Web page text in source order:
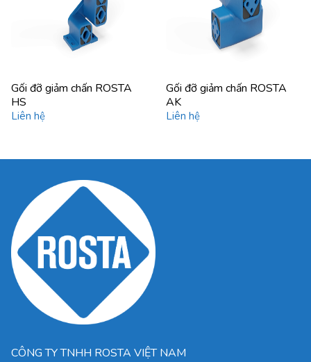
Gối đỡ giảm chấn ROSTA
HS
Liên hệ
Gối đỡ giảm chấn ROSTA
AK
Liên hệ
CÔNG TY TNHH ROSTA VIỆT NAM